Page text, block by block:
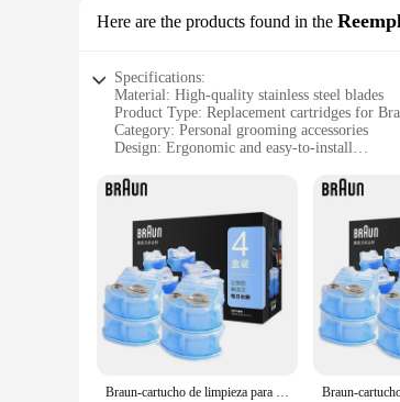
Here are the products found in the
Specifications:
Material: High-quality stainless steel blades
Product Type: Replacement cartridges for
Category: Personal grooming accessories
Design: Ergonomic and easy-to-install
Quantity: Available in sets to suit individual
Features:
**Precision and Durability**
The Braun Refill Cartridges are designed to
shave. The blades are designed to contour
hassle-free process to maintain your
**Convenience and Value**
These replacement cartridges are not just
or prefer to stock up for a longer period.
Braun-cartucho de limpieza para afeitadora Braun, Cartucho de renovación para máquina de afeitar Braun con centro de limpieza automático, limpieza de gérmenes y rastrojo fuera del cabezal de la afeitadora